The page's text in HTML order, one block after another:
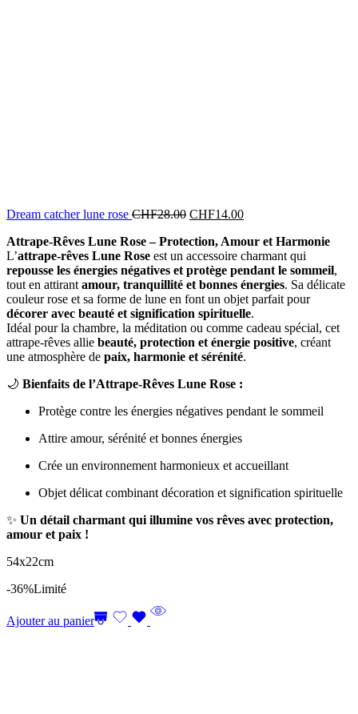
Dream catcher lune rose CHF28.00 CHF14.00
Attrape-Rêves Lune Rose – Protection, Amour et Harmonie
L’attrape-rêves Lune Rose est un accessoire charmant qui
repousse les énergies négatives et protège pendant le sommeil,
tout en attirant amour, tranquillité et bonnes énergies. Sa délicate
couleur rose et sa forme de lune en font un objet parfait pour
décorer avec beauté et signification spirituelle.
Idéal pour la chambre, la méditation ou comme cadeau spécial, cet
attrape-rêves allie beauté, protection et énergie positive, créant
une atmosphère de paix, harmonie et sérénité.
🌙 Bienfaits de l’Attrape-Rêves Lune Rose :
Protège contre les énergies négatives pendant le sommeil
Attire amour, sérénité et bonnes énergies
Crée un environnement harmonieux et accueillant
Objet délicat combinant décoration et signification spirituelle
✨ Un détail charmant qui illumine vos rêves avec protection,
amour et paix !
54x22cm
-36%Limité
Ajouter au panier